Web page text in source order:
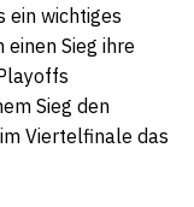
ein wichtiges
Sieg ihre
Sieg den
Viertelfinale das